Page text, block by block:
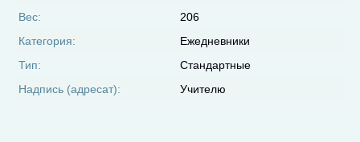
Вес:
206
Категория:
Ежедневники
Тип:
Стандартные
Надпись (адресат):
Учителю